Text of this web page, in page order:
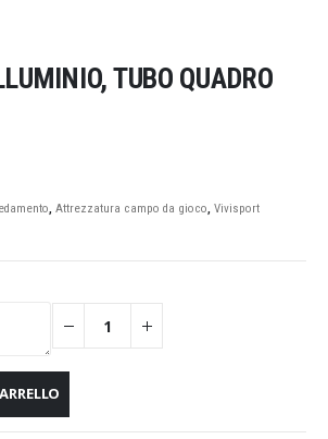
TUBO QUADRO
, Attrezzatura campo da gioco, Vivisport